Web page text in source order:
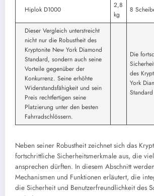
Hiplok D1000
2,8
kg
8
Dieser Vergleich unterstreicht
nicht nur die Robustheit des
Kryptonite New York Diamond
Standard, sondern auch seine
Vorteile gegenüber der
Konkurrenz. Seine erhöhte
Widerstandsfähigkeit und sein
Preis rechtfertigen seine
Platzierung unter den besten
Fahrradschlössern.
Die
des
York
Standard
Neben seiner Robustheit zeichnet sich das
fortschrittliche Sicherheitsmerkmale aus, die
ansprechen dürften. In diesem Abschnitt
Mechanismen und Funktionen erläutert, die
die Sicherheit und Benutzerfreundlichkeit des